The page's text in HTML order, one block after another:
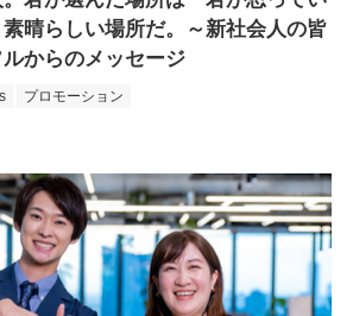
晴らしい場所だ。～新社会人の皆
からのメッセージ
プロモーション